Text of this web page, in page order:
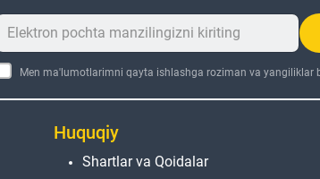
Men ma'lumotlarimni qayta ishlashga roziman va yangiliklar
Huquqiy
Shartlar va Qoidalar